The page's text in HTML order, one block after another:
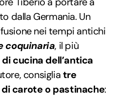
dalla Germania. Un
nei tempi antichi
coquinaria, il più
cucina dell’antica
consigliatre
carote o pastinache: